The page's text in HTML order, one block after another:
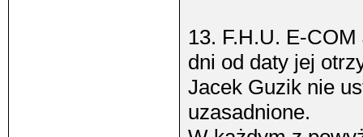
13. F.H.U. E-
dni od daty jej
Jacek Guzik nie
uzasadnione.